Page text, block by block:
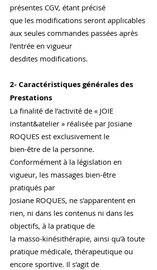
présentes CGV, étant précisé
que les modifications seront applicables
aux seules commandes passées après
l’entrée en vigueur
desdites modifications.
2- Caractéristiques générales des
Prestations
La finalité de l’activité de « JOIE
instant&atelier » réalisée par Josiane
ROQUES est exclusivement le
bien-être de la personne.
Conformément à la législation en
vigueur, les massages bien-être
pratiqués par
Josiane ROQUES, ne s'apparentent en
rien, ni dans les contenus ni dans les
objectifs, à la pratique de
la masso-kinésithérapie, ainsi qu'à toute
pratique médicale, thérapeutique ou
encore sportive. Il s’agit de